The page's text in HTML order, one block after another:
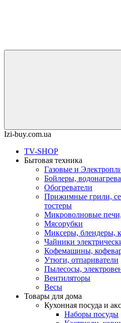
Izi-buy.com.ua
TV-SHOP
Бытовая техника
Газовые и
Бойлеры,
Обогреватели
Прижимные грили,
тостеры
Микроволновые
Мясорубки
Миксеры, блендеры,
Чайники
Кофемашины,
Утюги, отпариватели
Пылесосы,
Вентиляторы
Весы
Товары для дома
Кухонная посуда и
Наборы посуды